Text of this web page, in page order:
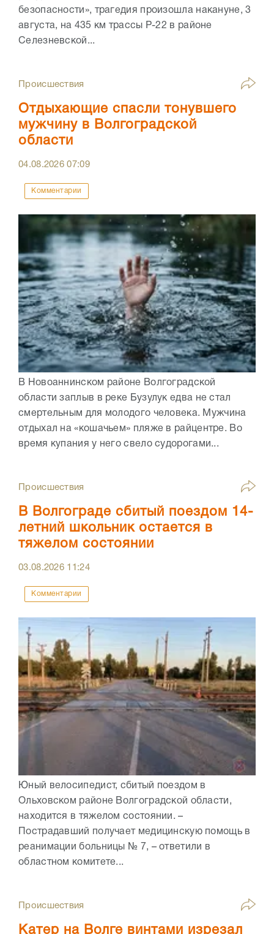
безопасности», трагедия произошла накануне, 3
августа, на 435 км трассы Р-22 в районе
Селезневской...
Происшествия
Отдыхающие спасли тонувшего
мужчину в Волгоградской
области
04.08.202607:09
Комментарии
В Новоаннинском районе Волгоградской
области заплыв в реке Бузулук едва не стал
смертельным для молодого человека. Мужчина
отдыхал на «кошачьем» пляже в райцентре. Во
время купания у него свело судорогами...
Происшествия
В Волгограде сбитый поездом 14-
летний школьник остается в
тяжелом состоянии
03.08.2026 11:24
Комментарии
Юный велосипедист, сбитый поездом в
Ольховском районе Волгоградской области,
находится в тяжелом состоянии. –
Пострадавший получает медицинскую помощь в
реанимации больницы № 7, – ответили в
областном комитете...
Происшествия
Катер на Волге винтами изрезал